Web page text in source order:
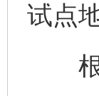
试点
根